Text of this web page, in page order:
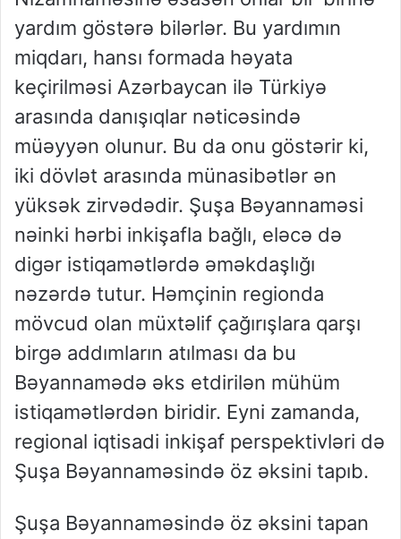
yardım göstərə bilərlər. Bu yardımın
miqdarı, hansı formada həyata
keçirilməsi Azərbaycan ilə Türkiyə
arasında danışıqlar nəticəsində
müəyyən olunur. Bu da onu göstərir ki,
iki dövlət arasında münasibətlər ən
yüksək zirvədədir. Şuşa Bəyannaməsi
nəinki hərbi inkişafla bağlı, eləcə də
digər istiqamətlərdə əməkdaşlığı
nəzərdə tutur. Həmçinin regionda
mövcud olan müxtəlif çağırışlara qarşı
birgə addımların atılması da bu
Bəyannamədə əks etdirilən mühüm
istiqamətlərdən biridir. Eyni zamanda,
regional iqtisadi inkişaf perspektivləri də
Şuşa Bəyannaməsində öz əksini tapıb.
Şuşa Bəyannaməsində öz əksini tapan